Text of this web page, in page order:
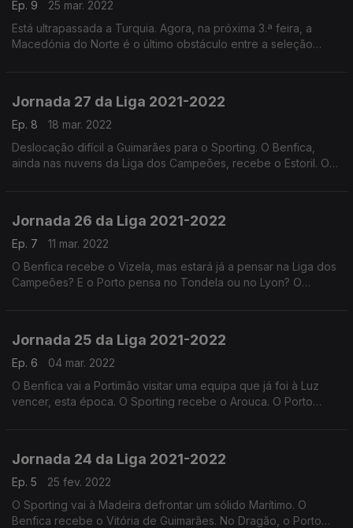
Ep. 9
25 mar. 2022
Está ultrapassada a Turquia. Agora, na próxima 3.ª feira, a
Macedónia do Norte é o último obstáculo entre a seleção
Jornada 27 da Liga 2021-2022
Ep. 8
18 mar. 2022
Deslocação difícil a Guimarães para o Sporting. O Benfica,
ainda nas nuvens da Liga dos Campeões, recebe o Estoril. O
Jornada 26 da Liga 2021-2022
Ep. 7
11 mar. 2022
O Benfica recebe o Vizela, mas estará já a pensar na Liga dos
Campeões? E o Porto pensa no Tondela ou no Lyon? O
Jornada 25 da Liga 2021-2022
Ep. 6
04 mar. 2022
O Benfica vai a Portimão visitar uma equipa que já foi à Luz
vencer, esta época. O Sporting recebe o Arouca. O Porto
Jornada 24 da Liga 2021-2022
Ep. 5
25 fev. 2022
O Sporting vai à Madeira defrontar um sólido Marítimo. O
Benfica recebe o Vitória de Guimarães. No Dragão, o Porto